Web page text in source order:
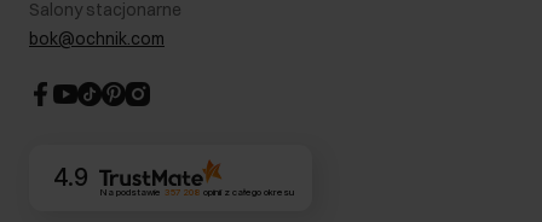
Blog
Dla akcjonariuszy
CSR
Salony stacjonarne
bok@ochnik.com
4.9
Na podstawie 357 208 opinii z całego okresu